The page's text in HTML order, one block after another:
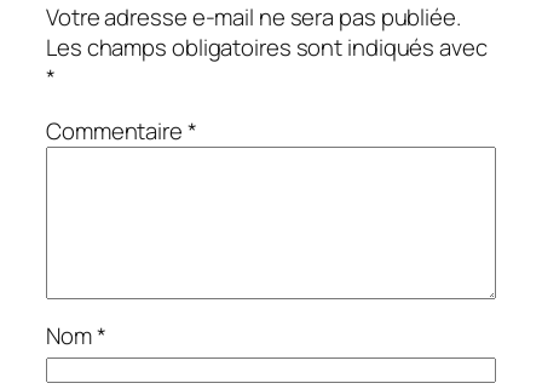
Votre adresse e-mail ne sera pas publiée.
Les champs obligatoires sont indiqués avec
*
Commentaire*
Nom*